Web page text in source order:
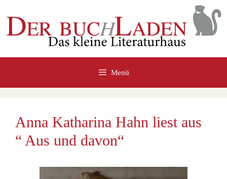
Inhalt
springen
Menü
Anna Katharina Hahn liest aus
“ Aus und davon“